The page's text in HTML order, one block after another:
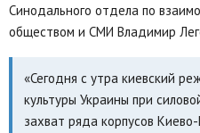
Синодального отдела по
обществом и СМИ Владимир
«Сегодня с утра киевский
культуры Украины при
захват ряда корпусов